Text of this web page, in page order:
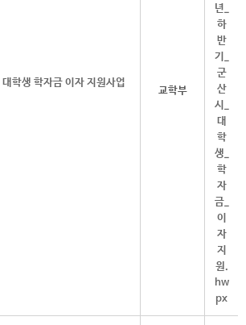
학생 학자금 이자 지원사업
교학부